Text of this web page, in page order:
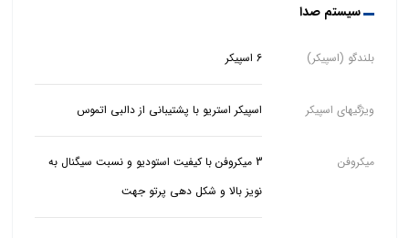
سیستم صدا
بلندگو (اسپیکر) 6 اسپیکر
ویژگیهای اسپیکر اسپیکر استریو با پشتیبانی از دالبی اتموس
میکروفن
3 میکروفن با کیفیت استودیو و نسبت سیگنال به
نویز بالا و شکل دهی پرتو جهت